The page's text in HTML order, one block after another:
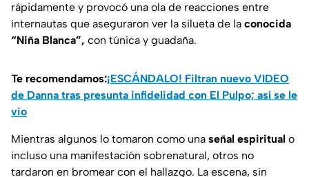
rápidamente y provocó una ola de reacciones entre
internautas que aseguraron ver la silueta de la conocida
“Niña Blanca”, con túnica y guadaña.
Te recomendamos:¡ESCÁNDALO! Filtran nuevo VIDEO
de Danna tras presunta infidelidad con El Pulpo; así se le
vio
Mientras algunos lo tomaron como una señal espiritual o
incluso una manifestación sobrenatural, otros no
tardaron en bromear con el hallazgo. La escena, sin